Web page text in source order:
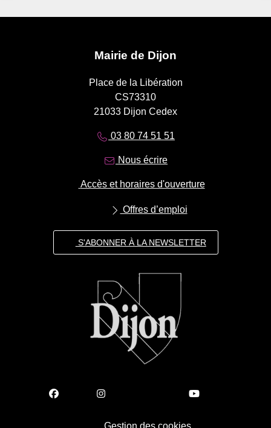
Mairie de Dijon
Place de la Libération
CS73310
21033 Dijon Cedex
03 80 74 51 51
Nous écrire
Accès et horaires d'ouverture
Offres d’emploi
S'ABONNER À LA NEWSLETTER
Gestion des cookies